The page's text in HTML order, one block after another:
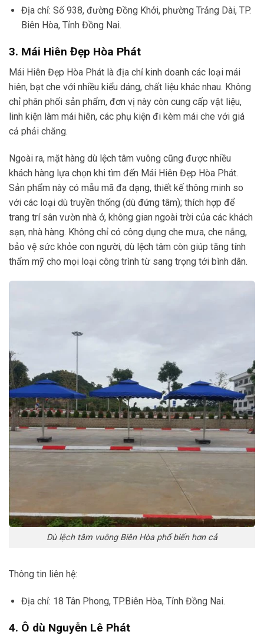
Địa chỉ: Số 938, đường Đồng Khởi, phường Trảng Dài, TP.
Biên Hòa, Tỉnh Đồng Nai.
3. Mái Hiên Đẹp Hòa Phát
Mái Hiên Đẹp Hòa Phát là địa chỉ kinh doanh các loại mái
hiên, bạt che với nhiều kiểu dáng, chất liệu khác nhau. Không
chỉ phân phối sản phẩm, đơn vị này còn cung cấp vật liệu,
linh kiện làm mái hiên, các phụ kiện đi kèm mái che với giá
cả phải chăng.
Ngoài ra, mặt hàng dù lệch tâm vuông cũng được nhiều
khách hàng lựa chọn khi tìm đến Mái Hiên Đẹp Hòa Phát.
Sản phẩm này có mẫu mã đa dạng, thiết kế thông minh so
với các loại dù truyền thống (dù đứng tâm); thích hợp để
trang trí sân vườn nhà ở, không gian ngoài trời của các khách
sạn, nhà hàng. Không chỉ có công dụng che mưa, che nắng,
bảo vệ sức khỏe con người, dù lệch tâm còn giúp tăng tính
thẩm mỹ cho mọi loại công trình từ sang trọng tới bình dân.
Dù lệch tâm vuông Biên Hòa phổ biến hơn cả
Thông tin liên hệ:
Địa chỉ: 18 Tân Phong, TP.Biên Hòa, Tỉnh Đồng Nai.
4. Ô dù Nguyễn Lê Phát